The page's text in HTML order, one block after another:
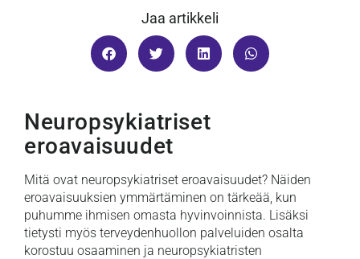
Jaa artikkeli
Neuropsykiatriset
eroavaisuudet
Mitä ovat neuropsykiatriset eroavaisuudet? Näiden
eroavaisuuksien ymmärtäminen on tärkeää, kun
puhumme ihmisen omasta hyvinvoinnista. Lisäksi
tietysti myös terveydenhuollon palveluiden osalta
korostuu osaaminen ja neuropsykiatristen